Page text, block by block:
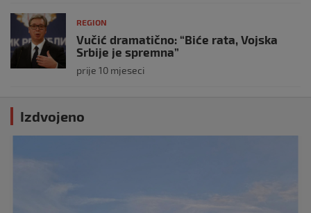
REGION
Vučić dramatično: “Biće rata, Vojska
Srbije je spremna”
prije 10 mjeseci
Izdvojeno